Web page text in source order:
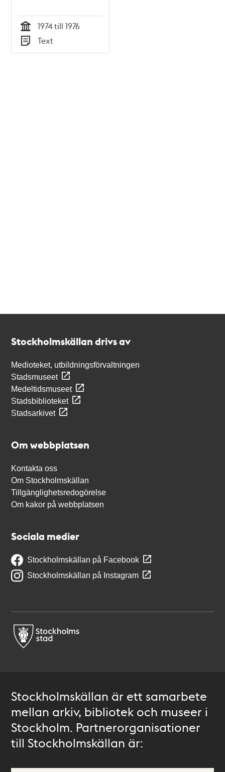
Tid
1974 till 1976
Typ
Text
Stockholmskällan drivs av
Medioteket, utbildningsförvaltningen
Stadsmuseet
Medeltidsmuseet
Stadsbiblioteket
Stadsarkivet
Om webbplatsen
Kontakta oss
Om Stockholmskällan
Tillgänglighetsredogörelse
Om kakor på webbplatsen
Sociala medier
Stockholmskällan på Facebook
Stockholmskällan på Instagram
Stockholmskällan är ett samarbete
mellan arkiv, bibliotek och museer i
Stockholm. Partnerorganisationer
till Stockholmskällan är: